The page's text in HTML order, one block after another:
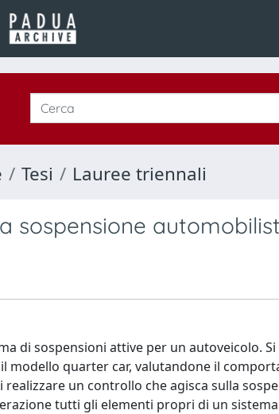
Tesi Lauree triennali
sospensione
di sospensioni attive per un autoveicolo.
modello quarter car, valutandone il
un controllo che agisca sulla
tutti gli elementi propri di un